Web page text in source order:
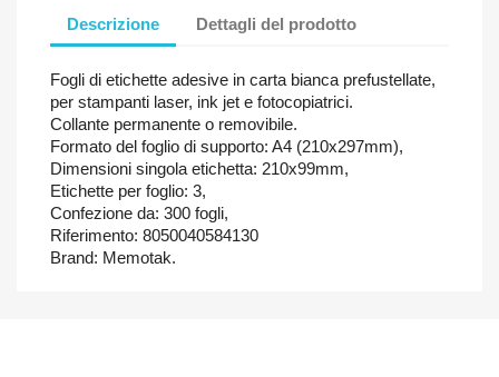
Descrizione Dettagli del prodotto
Fogli di etichette adesive in carta bianca prefustellate,
per stampanti laser, ink jet e fotocopiatrici.
Collante permanente o removibile.
Formato del foglio di supporto: A4 (210x297mm),
Dimensioni singola etichetta: 210x99mm,
Etichette per foglio: 3,
Confezione da: 300 fogli,
Riferimento: 8050040584130
Brand: Memotak.